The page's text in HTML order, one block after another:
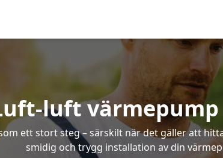
luft värmepump
ett stort steg – särskilt när det gäller att
smidig och trygg installation av din